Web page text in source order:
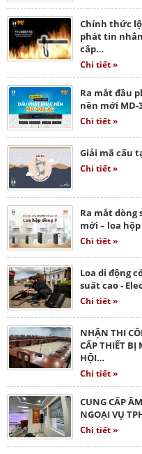
Chính thức
phát tin
cấp…
Chi tiết »
Ra mắt đầu
nền mới MD-
Chi tiết »
Giải mã cấu
Chi tiết »
Ra mắt dòng
mới – loa
Chi tiết »
Loa di động
suất cao -
Chi tiết »
NHẬN THI
CẤP THIẾT BỊ
HỘI…
Chi tiết »
CUNG CẤP
NGOẠI VỤ
Chi tiết »